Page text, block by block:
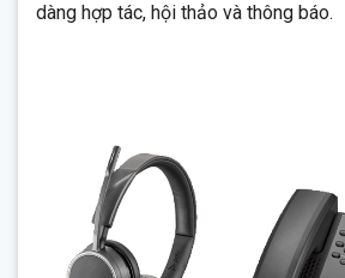
dàng hợp tác, hội thảo và thông báo.